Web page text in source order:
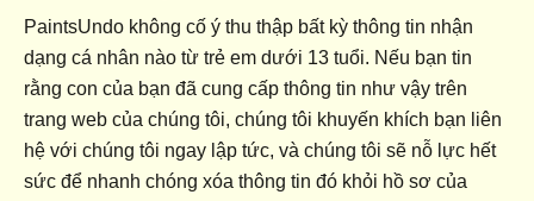
PaintsUndo không cố ý thu thập bất kỳ thông tin nhận
dạng cá nhân nào từ trẻ em dưới 13 tuổi. Nếu bạn tin
rằng con của bạn đã cung cấp thông tin như vậy trên
trang web của chúng tôi, chúng tôi khuyến khích bạn liên
hệ với chúng tôi ngay lập tức, và chúng tôi sẽ nỗ lực hết
sức để nhanh chóng xóa thông tin đó khỏi hồ sơ của